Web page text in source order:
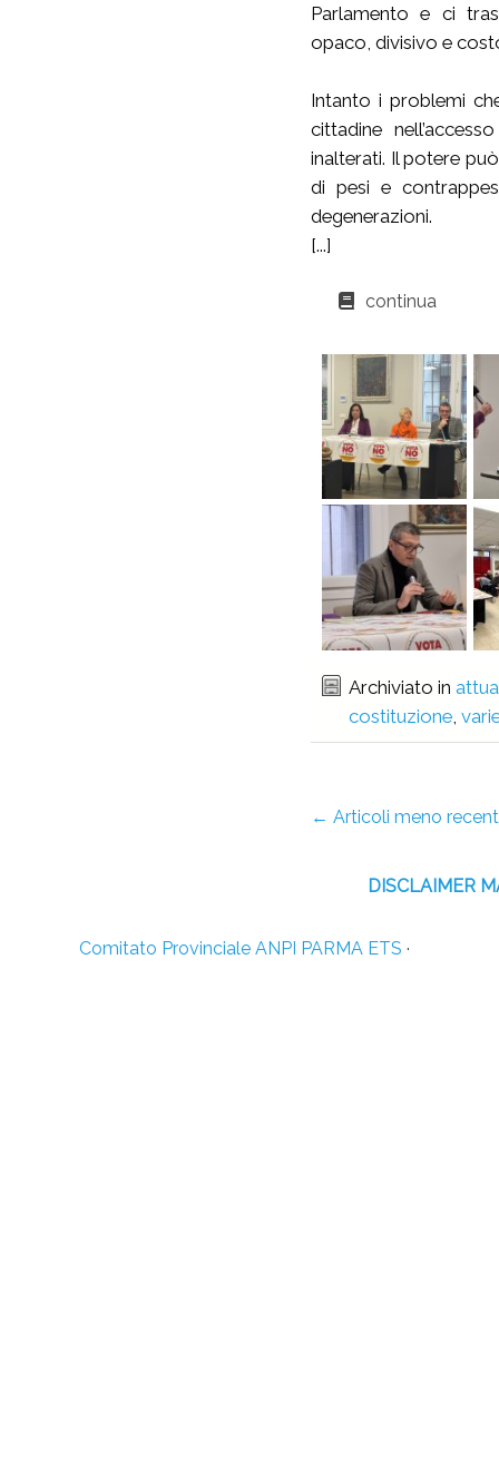
Parlamento e ci
opaco, divisivo e
Intanto i problemi
cittadine
inalterati. Il potere
di pesi e
degenerazioni.
[...]
continua
Archiviato in
costituzione,
← Articoli meno
DISCLAIMER
Comitato Provinciale ANPI PARMA ETS ·